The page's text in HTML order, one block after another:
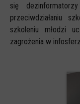
się
przeciwdziałaniu
szkoleniu młodzi
zagrożenia w
Nasze gry
LARP o
Gra karciana o
Kalambury z